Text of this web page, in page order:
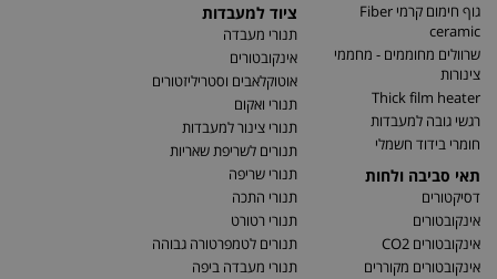
גוף חימום קרמי Fiber
ceramic
שרוולים מחוממים - מחממי
צינורות
Thick film heater
רגשי גובה למעבדות
חומרי בידוד חשמלי
תאי סביבה ולחות
דסיקטורים
אינקובטורים
אינקובטורים CO2
אינקובטורים מקוררים
ציוד למעבדות
תנורי מעבדה
אינקובטורים
אוטוקלאבים וסטריליזטורים
תנורי ואקום
תנורי צינור למעבדות
תנורים לשריפת שאריות
תנורי שריפה
תנורי התכה
תנורי רטורט
תנורים לטמפרטורה גבוהה
תנורי מעבדה ביפה